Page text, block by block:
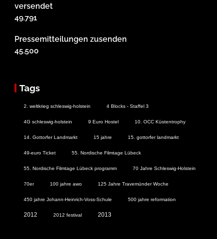
versendet
49.791
Pressemitteilungen zusenden
45.500
Tags
2. weltkrieg schleswig-holstein 4 Blocks - Staffel 3
4G schleswig-holstein 9 Euro Hostel 10. OCC Küstentrophy
14. Gottorfer Landmarkt 15 jahre 15. gottorfer landmarkt
49-euro Ticket 55. Nordische Filmtage Lübeck
55. Nordische Filmtage Lübeck programm 70 Jahre Schleswig-Holstein
70er 100 jahre awo 125 Jahre Travemünder Woche
450 jahre Johann-Heinrich-Voss-Schule 500 jahre reformation
2012 2012 festival 2013